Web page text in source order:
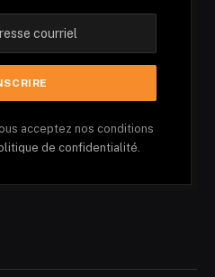
acceptez nos conditions
de confidentialité.